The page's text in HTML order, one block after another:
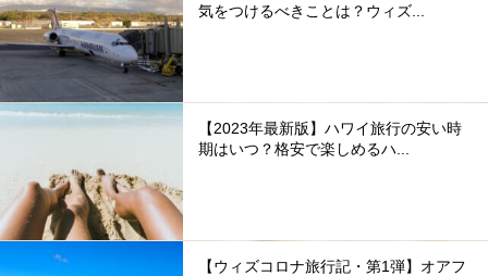
気をつけるべきことは？ウィズ...
【2023年最新版】ハワイ旅行の安い時
期はいつ？格安で楽しめるハ...
【ウィズコロナ旅行記・第1弾】オアフ